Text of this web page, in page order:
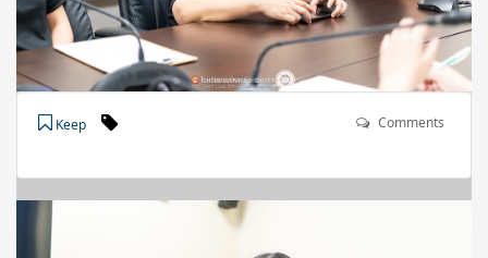
Keep Comments